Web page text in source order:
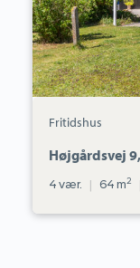
Fritidshus
Højgårdsvej
4 vær. | 64 m2